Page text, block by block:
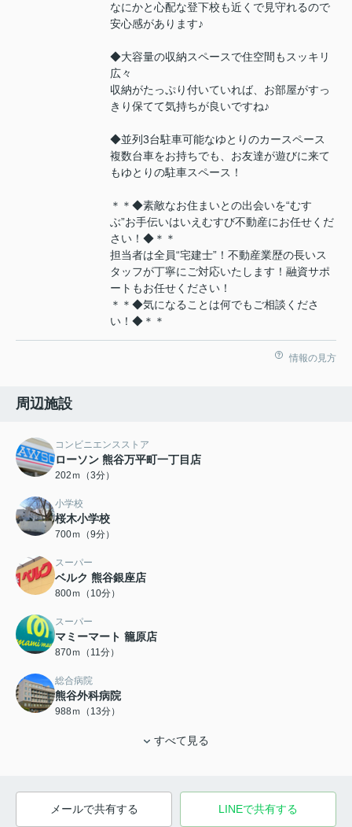
なにかと心配な登下校も近くで見守れるので
安心感があります♪
◆大容量の収納スペースで住空間もスッキリ
広々
収納がたっぷり付いていれば、お部屋がすっ
きり保てて気持ちが良いですね♪
◆並列3台駐車可能なゆとりのカースペース
複数台車をお持ちでも、お友達が遊びに来て
もゆとりの駐車スペース！
＊＊◆素敵なお住まいとの出会いを“むす
ぶ”お手伝いはいえむすび不動産にお任せくだ
さい！◆＊＊
担当者は全員“宅建士”！不動産業歴の長いス
タッフが丁寧にご対応いたします！融資サポ
ートもお任せください！
＊＊◆気になることは何でもご相談くださ
い！◆＊＊
情報の見方
周辺施設
コンビニエンスストア
ローソン 熊谷万平町一丁目店
202ｍ（3分）
小学校
桜木小学校
700ｍ（9分）
スーパー
ベルク 熊谷銀座店
800ｍ（10分）
スーパー
マミーマート 籠原店
870ｍ（11分）
総合病院
熊谷外科病院
988ｍ（13分）
すべて見る
メールで共有する LINEで共有する